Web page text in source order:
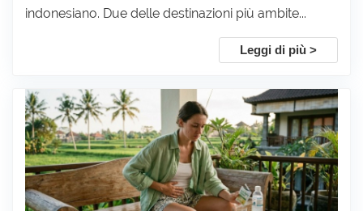
indonesiano. Due delle destinazioni più ambite...
Leggi di più >